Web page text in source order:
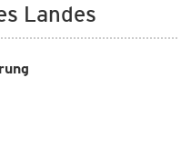
Landes